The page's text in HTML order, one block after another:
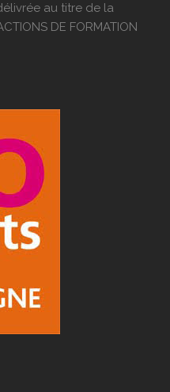
au titre de la
DE FORMATION